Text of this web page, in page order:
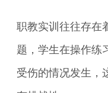
职教实训往往存在
题，学生在操作练
受伤的情况发生，